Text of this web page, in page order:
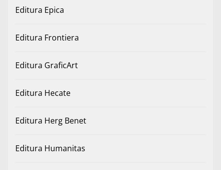
Editura Epica
Editura Frontiera
Editura GraficArt
Editura Hecate
Editura Herg Benet
Editura Humanitas